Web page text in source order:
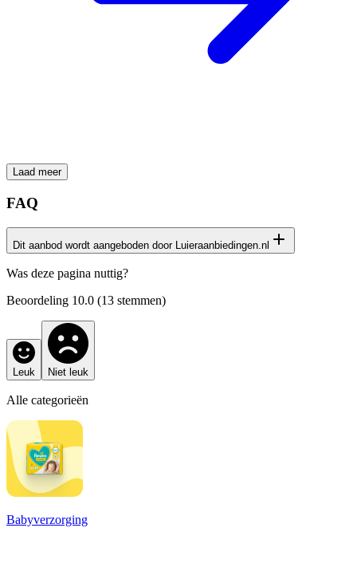
Laad meer
FAQ
Dit aanbod wordt aangeboden door Luieraanbiedingen.nl
Het productaanbod op deze pagina is afkomstig van onze
Was deze pagina nuttig?
Beoordeling 10.0 (13 stemmen)
Leuk Niet leuk
Alle categorieën
Babyverzorging